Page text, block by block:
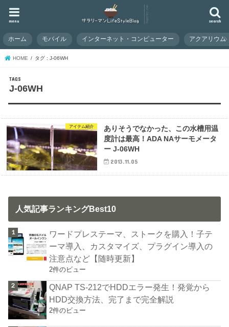
search
menu
ホーム モバイル インターネット・コンピューター アクアリウム
HOME タグ : J-06WH
J-06WH
アイテム紹介
ありそうでなかった、この水槽用温
度計は最高！ADA NAサーモメータ
ー J-06WH
2013.11.05
人気記事ランキングBest10
ワードプレステーマ、ストークを購入！子テ
ーマ導入、カスタマイズ、プラグイン導入の
注意点など【随時更新】
2件のビュー
QNAP TS-212でHDDエラー発生！発覚から
HDD交換方法、完了まで完全解説
2件のビュー